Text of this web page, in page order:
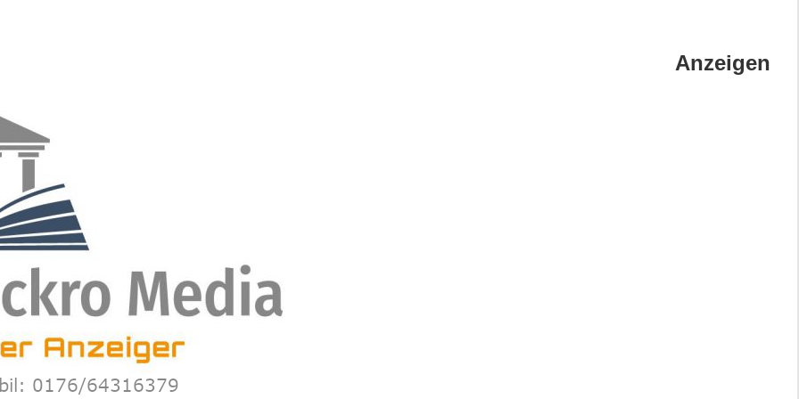
Anzeigen